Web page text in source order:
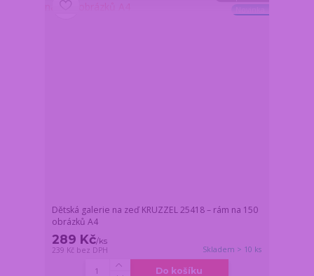
Dětská galerie na zeď KRUZZEL 25418 – rám na 150
obrázků A4
289 Kč/ks
239 Kč bez DPH Skladem > 10 ks
Do košíku